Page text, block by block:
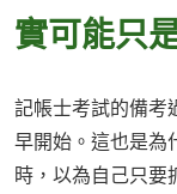
實可能只
記帳士考試的備考
早開始。這也是為
時，以為自己只要